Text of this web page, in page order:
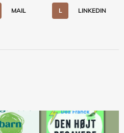
MAIL L LINKEDIN